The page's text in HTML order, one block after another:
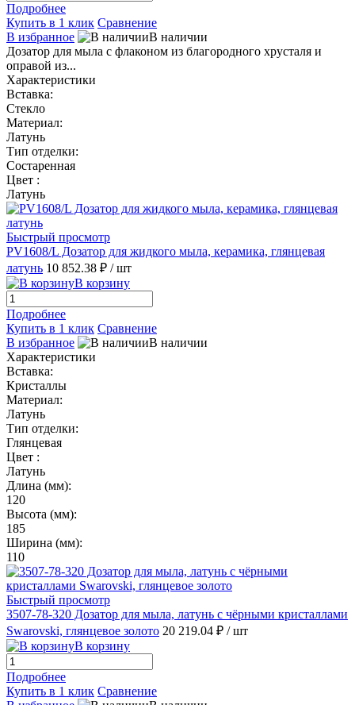
Подробнее
Купить в 1 клик Сравнение
В избранное
В наличии
Дозатор для мыла с флаконом из благородного хрусталя и
оправой из...
Характеристики
Вставка:
Стекло
Материал:
Латунь
Тип отделки:
Состаренная
Цвет :
Латунь
Быстрый просмотр
PV1608/L Дозатор для жидкого мыла, керамика, глянцевая
латунь 10 852.38 ₽ / шт
В корзину
Подробнее
Купить в 1 клик Сравнение
В избранное
В наличии
Характеристики
Вставка:
Кристаллы
Материал:
Латунь
Тип отделки:
Глянцевая
Цвет :
Латунь
Длина (мм):
120
Высота (мм):
185
Ширина (мм):
110
Быстрый просмотр
3507-78-320 Дозатор для мыла, латунь с чёрными кристаллами
Swarovski, глянцевое золото 20 219.04 ₽ / шт
В корзину
Подробнее
Купить в 1 клик Сравнение